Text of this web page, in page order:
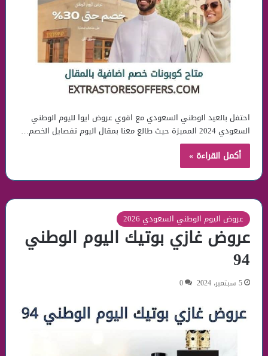
احتفل بالعيد الوطني السعودي مع اقوي عروض ايوا لليوم الوطني
السعودي 2024 المميزة حيث طالع معنا بمقال اليوم تفصايل الخصم…
أكمل القراءة »
عروض اليوم الوطني السعودي 2026
عروض غازي بوتيك اليوم الوطني
94
5 سبتمبر، 2024 0